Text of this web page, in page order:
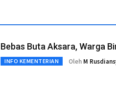
Bebas Buta Aksara, Warga
INFO KEMENTERIAN Oleh M